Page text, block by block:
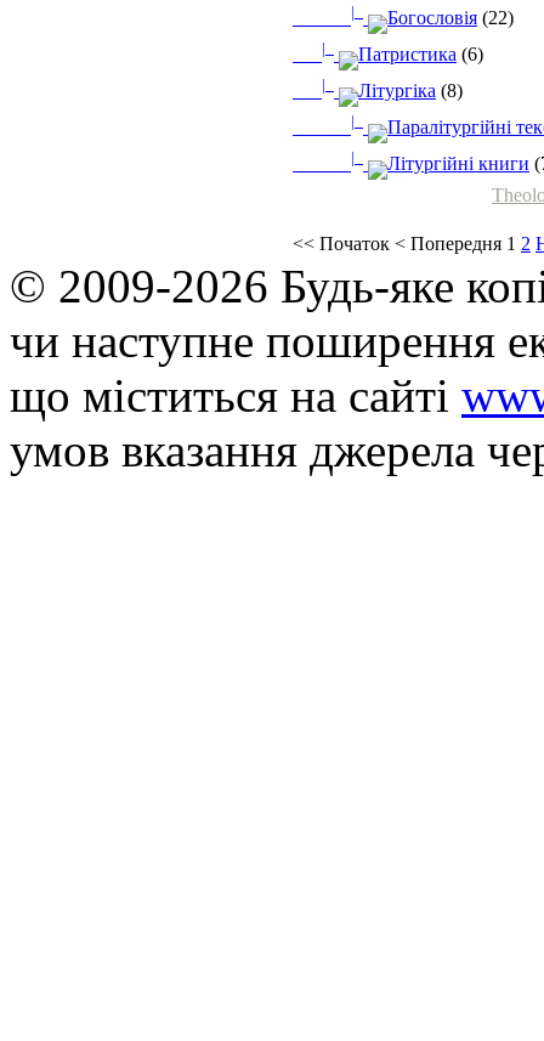
<< Початок < Попередня 1 2
|_ Богословія (22)
|_ Патристика (6)
|_ Літургіка (8)
|_ Паралітургійні
|_ Літургійні книги
© 2009-2026 Будь-яке
чи наступне поширення
що мiститься на сайті
умов вказання джерела